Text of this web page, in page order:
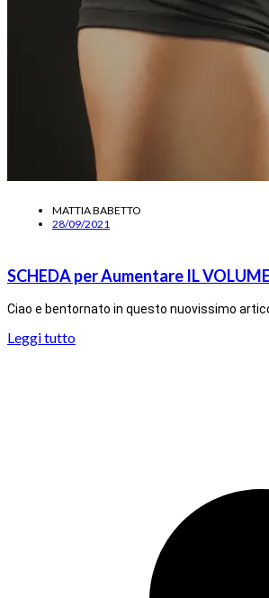
MATTIA BABETTO
28/09/2021
SCHEDA per Aumentare IL
Ciao e bentornato in questo nuovissimo
Leggi tutto